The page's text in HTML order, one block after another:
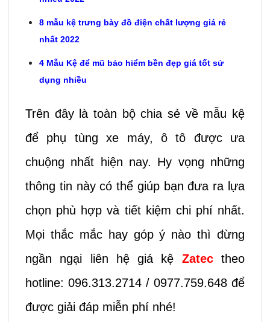
8 mẫu kệ trưng bày đồ điện chất lượng giá rẻ
nhất 2022
4 Mẫu Kệ để mũ bảo hiểm bền đẹp giá tốt sử
dụng nhiều
Trên đây là toàn bộ chia sẻ về mẫu kệ
để phụ tùng xe máy, ô tô được ưa
chuộng nhất hiện nay. Hy vọng những
thông tin này có thể giúp bạn đưa ra lựa
chọn phù hợp và tiết kiệm chi phí nhất.
Mọi thắc mắc hay góp ý nào thì đừng
ngần ngại liên hệ giá kệ Zatectheo
hotline: 096.313.2714 / 0977.759.648 để
được giải đáp miễn phí nhé!